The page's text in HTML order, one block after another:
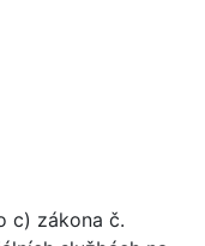
c) zákona č.